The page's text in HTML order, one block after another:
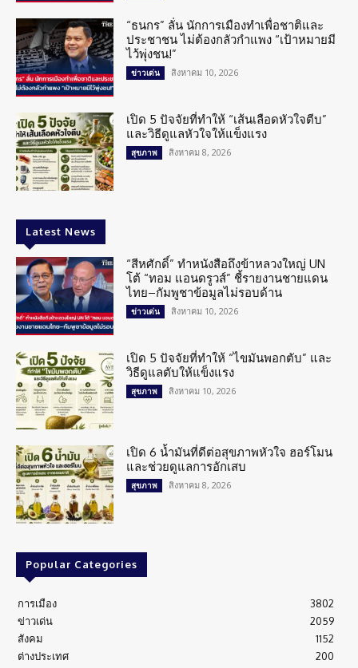
“ธนกร” ลั่น นักการเมืองทำเพื่อชาติและ
ประชาชน ไม่ต้องกลัวกำแพง “เป้าหมายมี
ไว้พุ่งชน!”
ข่าวเด่น สิงหาคม 10, 2026
เปิด 5 ปัจจัยที่ทำให้ “เส้นเลือดหัวใจตีบ”
และวิธีดูแลหัวใจให้แข็งแรง
สุขภาพ สิงหาคม 8, 2026
Latest News
“สีหศักดิ์” ทำหนังสือถึงข้าหลวงใหญ่ UN
โต้ “ทอม แอนดรูวส์” ชี้รายงานชายแดน
ไทย–กัมพูชาข้อมูลไม่รอบด้าน
ข่าวเด่น สิงหาคม 10, 2026
เปิด 5 ปัจจัยที่ทำให้ “ไขมันพอกตับ” และ
วิธีดูแลตับให้แข็งแรง
สุขภาพ สิงหาคม 10, 2026
เปิด 6 น้ำมันที่ดีต่อสุขภาพหัวใจ ฮอร์โมน
และช่วยดูแลการอักเสบ
สุขภาพ สิงหาคม 8, 2026
Popular Categories
การเมือง
3802
ข่าวเด่น
2059
สังคม
1152
ต่างประเทศ
200